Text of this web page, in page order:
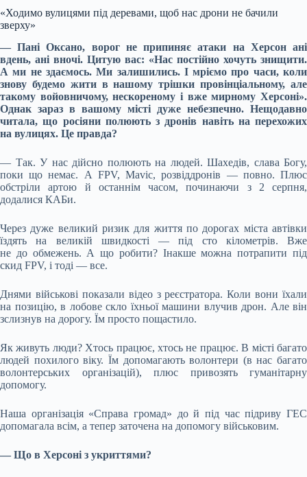
«Ходимо вулицями під деревами, щоб нас дрони не бачили
зверху»
— Пані Оксано, ворог не припиняє атаки на Херсон ані
вдень, ані вночі. Цитую вас: «Нас постійно хочуть знищити.
А ми не здаємось. Ми залишились. І мріємо про часи, коли
знову будемо жити в нашому трішки провінціальному, але
такому войовничому, нескореному і вже мирному Херсоні».
Однак зараз в вашому місті дуже небезпечно. Нещодавно
читала, що росіяни полюють з дронів навіть на перехожих
на вулицях. Це правда?
— Так. У нас дійсно полюють на людей. Шахедів, слава Богу,
поки що немає. А FPV, Mavic, розвіддронів — повно. Плюс
обстріли артою й останнім часом, починаючи з 2 серпня,
додалися КАБи.
Через дуже великий ризик для життя по дорогах міста автівки
їздять на великій швидкості — під сто кілометрів. Вже
не до обмежень. А що робити? Інакше можна потрапити під
скид FPV, і тоді — все.
Днями військові показали відео з реєстратора. Коли вони їхали
на позицію, в лобове скло їхньої машини влучив дрон. Але він
зслизнув на дорогу. Їм просто пощастило.
Як живуть люди? Хтось працює, хтось не працює. В місті багато
людей похилого віку. Їм допомагають волонтери (в нас багато
волонтерських організацій), плюс привозять гуманітарну
допомогу.
Наша організація «Справа громад» до й під час підриву ГЕС
допомагала всім, а тепер заточена на допомогу військовим.
— Що в Херсоні з укриттями?